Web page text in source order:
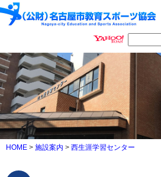
HOME > 施設案内 > 西生涯学習センター